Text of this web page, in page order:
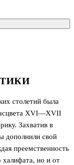
столетий была
XVI—XVII
Захватив в
дополнили свой
преемственность
халифата, но и от